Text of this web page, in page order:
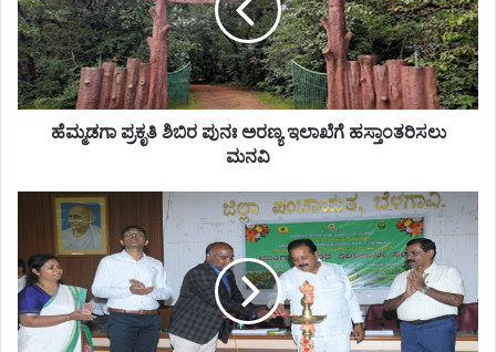
ಅರಣ್ಯ
ಇಲಾಖೆಗೆ
ಹಸ್ತಾಂತರಿಸಲು
ಮನವಿ
ಹೆಮ್ಮಡಗಾ ಪ್ರಕೃತಿ ಶಿಬಿರ ಪುನಃ ಅರಣ್ಯ ಇಲಾಖೆಗೆ ಹಸ್ತಾಂತರಿಸಲು
ಮನವಿ
ಅಧಿಕಾರಿಗಳೇ
ಹೊಣೆ:
ಸಚಿವ
ಚಲುವರಾಯಸ್ವಾಮಿ